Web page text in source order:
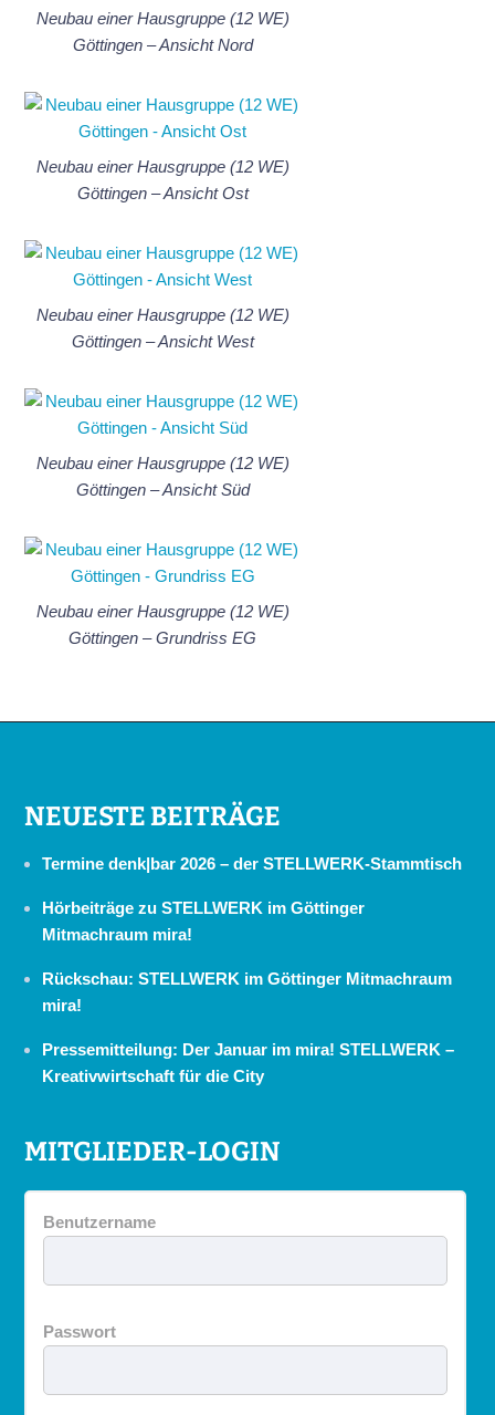
Neubau einer Hausgruppe (12 WE)
Göttingen – Ansicht Nord
Neubau einer Hausgruppe (12 WE)
Göttingen – Ansicht Ost
Neubau einer Hausgruppe (12 WE)
Göttingen – Ansicht West
Neubau einer Hausgruppe (12 WE)
Göttingen – Ansicht Süd
Neubau einer Hausgruppe (12 WE)
Göttingen – Grundriss EG
NEUESTE BEITRÄGE
Termine denk|bar 2026 – der STELLWERK-Stammtisch
Hörbeiträge zu STELLWERK im Göttinger
Mitmachraum mira!
Rückschau: STELLWERK im Göttinger Mitmachraum
mira!
Pressemitteilung: Der Januar im mira! STELLWERK –
Kreativwirtschaft für die City
MITGLIEDER-LOGIN
Benutzername
Passwort